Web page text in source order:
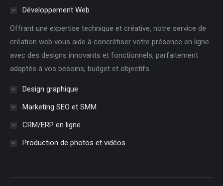
Développement Web
Offrant une expertise technique et créative, notre service de
création web vous aide à concrétiser votre présence en ligne
avec des designs innovants et fonctionnels, parfaitement
adaptés à vos besoins, budget et objectifs
Design graphique
Marketing SEO et SMM
CRM/ERP en ligne
Production de photos et vidéos